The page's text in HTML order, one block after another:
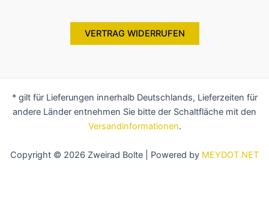
VERTRAG WIDERRUFEN
* gilt für Lieferungen innerhalb Deutschlands, Lieferzeiten für
andere Länder entnehmen Sie bitte der Schaltfläche mit den
Versandinformationen.
Copyright © 2026 Zweirad Bolte | Powered by MEYDOT.NET